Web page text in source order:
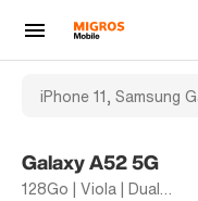
Galaxy A52 5G
128Go | Viola | Dual sim | Stato corretto